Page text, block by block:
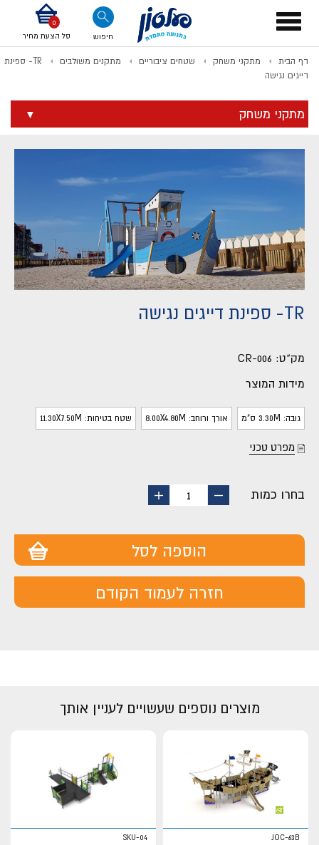
Toggle
navigation
חיפוש סל הצעת מחיר
דף הבית מתקני משחק שטחים ציבוריים מתקנים משולבים
TR- ספינת
דייגים נגישה
מתקני משחק
TR- ספינת דייגים נגישה
מק"ט: CR-006
מידות המוצר
גובה: 3.30M ס"מ אורך ורוחב: 8.00X4.80M שטח בטיחות: 11.30X7.50M
מפרט טכני
בחרו כמות
החסר
1
הוסף
הוספה לסל
חזרה לעמוד הקודם
מוצרים נוספים שעשויים לעניין אותך
JOC-63B
SKU-04